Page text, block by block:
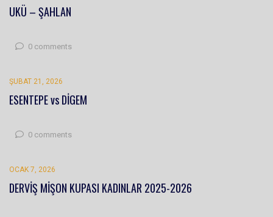
UKÜ – ŞAHLAN
0 comments
ŞUBAT 21, 2026
ESENTEPE vs DİGEM
0 comments
OCAK 7, 2026
DERVİŞ MİŞON KUPASI KADINLAR 2025-2026